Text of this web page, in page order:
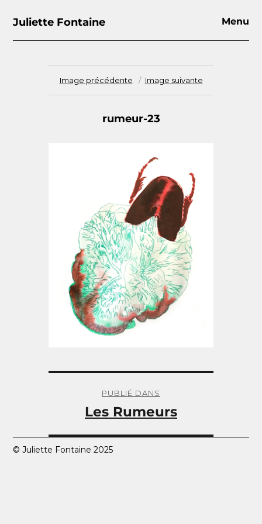
Juliette Fontaine Menu
Image précédente Image suivante
rumeur-23
PUBLIÉ DANS
Les Rumeurs
© Juliette Fontaine 2025